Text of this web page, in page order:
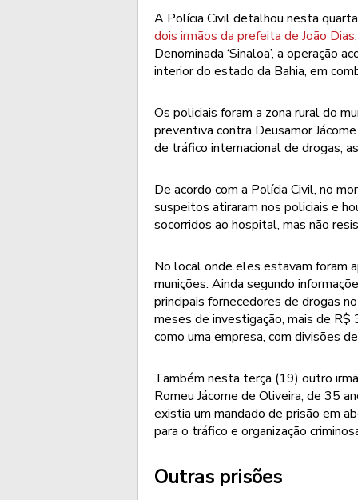
A Polícia Civil detalhou nesta
dois irmãos da prefeita de João Dias
Denominada ‘Sinaloa’, a operação
interior do estado da Bahia, em
Os policiais foram a zona rural do
preventiva contra Deusamor
de tráfico internacional de drogas,
De acordo com a Polícia Civil, no
suspeitos atiraram nos policiais e
socorridos ao hospital, mas não
No local onde eles estavam foram
munições. Ainda segundo
principais fornecedores de drogas
meses de investigação, mais de
como uma empresa, com divisões
Também nesta terça (19) outro
Romeu Jácome de Oliveira, de 35
existia um mandado de prisão em
para o tráfico e organização
Outras prisões